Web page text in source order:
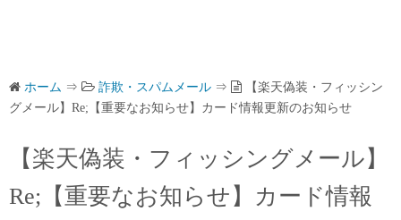
ホーム ⇒ 詐欺・スパムメール ⇒
【楽天偽装・フィッシン
グメール】Re;【重要なお知らせ】カード情報更新のお知らせ
【楽天偽装・フィッシングメール】
Re;【重要なお知らせ】カード情報